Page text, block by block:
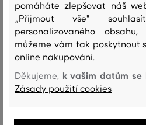
Dostupné velikosti:
L , XL, XXL +3 další
pomáháte zlepšovat náš
„Přijmout vše"
personalizovaného
můžeme vám tak poskytnout
online nakupování.
Děkujeme, k vašim datům se
Zásady použití cookies